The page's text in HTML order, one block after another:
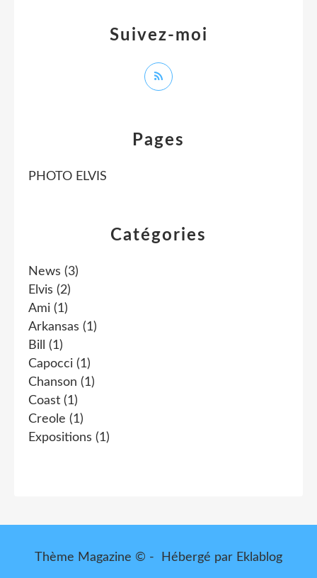
Catégories
News (3)
Elvis (2)
Ami (1)
Arkansas (1)
Bill
(1)
Capocci (1)
Chanson (1)
Coast (1)
Creole (1)
Expositions (1)
Pages
PHOTO ELVIS
Suivez-moi
Thème Magazine © - Hébergé par Eklablog